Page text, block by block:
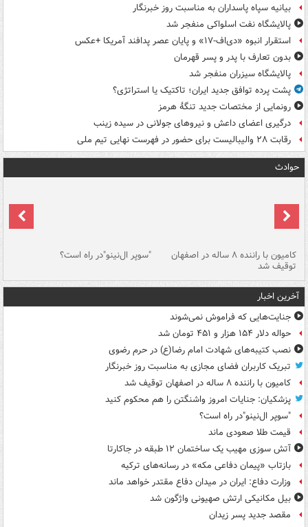
بیانیه سپاه پاسداران به مناسبت روز خبرنگار
پالایشگاه نفت اسلواکی منفجر شد
استقرار انبوه «دی‌اف‑۱۷» و پایان عصر پدافند آمریکا +عکس
بدون تعارف با پدر و پسر قهرمان
پالایشگاه سیزران منفجر شد
پشت پرده توافق جدید ایران؛ تاکتیک یا استراتژی؟
رونمایی از مختصات جدید تنگۀ هرمز
درگیری اعضای داعش و نیروهای جولانی در سیده زینب
رقابت ۲۸ والیبالیست برای حضور در فهرست نهایی تیم ملی
حوادث
کامیون با راننده ۸ ساله در اصفهان
توقیف شد
"سوپر ال‌نینو"در راه است؟
آخرین اخبار
جنایت‌هایی که فراموش نمی‌شوند
حواله دلار ۱۵۴ هزار و ۴۵۱ تومان شد
نصب کتیبه‌های شهادت امام رضا(ع) در حرم رضوی
تبریک کاربران فضای مجازی به مناسبت روز خبرنگار
کامیون با راننده ۸ ساله در اصفهان توقیف شد
پزشکیان: جنایات امروز واشنگتن را هم محکوم کنید
"سوپر ال‌نینو"در راه است؟
قیمت طلا صعودی ماند
آتش سوزی مهیب یک ساختمان ۱۲ طبقه در جاکارتا
بازتاب «پیمان دفاعی مکه» در رسانه‌های ترکیه
وزارت دفاع: ایران در میدان دفاع مقتدر خواهد ماند
بیل مکانیکی ارتش صهیونی واژگون شد
مقصد جدید پسر زیدان